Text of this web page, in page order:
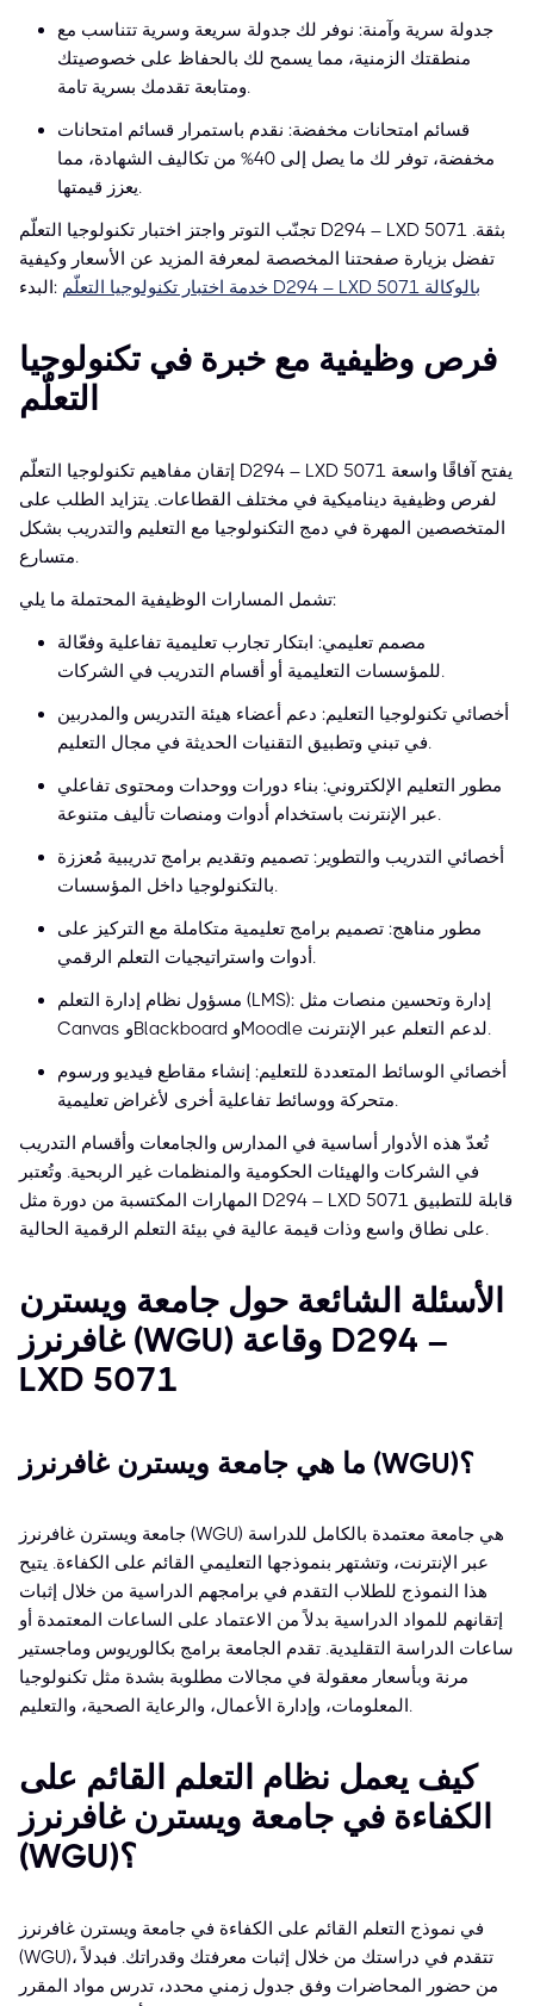
جدولة سرية وآمنة: نوفر لك جدولة سريعة وسرية تتناسب مع
منطقتك الزمنية، مما يسمح لك بالحفاظ على خصوصيتك
ومتابعة تقدمك بسرية تامة.
قسائم امتحانات مخفضة: نقدم باستمرار قسائم امتحانات
مخفضة، توفر لك ما يصل إلى 40% من تكاليف الشهادة، مما
يعزز قيمتها.
تجنّب التوتر واجتز اختبار تكنولوجيا التعلّم D294 – LXD 5071 بثقة.
تفضل بزيارة صفحتنا المخصصة لمعرفة المزيد عن الأسعار وكيفية
البدء:
خدمة اختبار تكنولوجيا التعلّم D294 – LXD 5071 بالوكالة
فرص وظيفية مع خبرة في تكنولوجيا
التعلّم
إتقان مفاهيم تكنولوجيا التعلّم D294 – LXD 5071 يفتح آفاقًا واسعة
لفرص وظيفية ديناميكية في مختلف القطاعات. يتزايد الطلب على
المتخصصين المهرة في دمج التكنولوجيا مع التعليم والتدريب بشكل
متسارع.
تشمل المسارات الوظيفية المحتملة ما يلي:
مصمم تعليمي: ابتكار تجارب تعليمية تفاعلية وفعّالة
للمؤسسات التعليمية أو أقسام التدريب في الشركات.
أخصائي تكنولوجيا التعليم: دعم أعضاء هيئة التدريس والمدربين
في تبني وتطبيق التقنيات الحديثة في مجال التعليم.
مطور التعليم الإلكتروني: بناء دورات ووحدات ومحتوى تفاعلي
عبر الإنترنت باستخدام أدوات ومنصات تأليف متنوعة.
أخصائي التدريب والتطوير: تصميم وتقديم برامج تدريبية مُعززة
بالتكنولوجيا داخل المؤسسات.
مطور مناهج: تصميم برامج تعليمية متكاملة مع التركيز على
أدوات واستراتيجيات التعلم الرقمي.
مسؤول نظام إدارة التعلم (LMS): إدارة وتحسين منصات مثل
Canvas وBlackboard وMoodle لدعم التعلم عبر الإنترنت.
أخصائي الوسائط المتعددة للتعليم: إنشاء مقاطع فيديو ورسوم
متحركة ووسائط تفاعلية أخرى لأغراض تعليمية.
تُعدّ هذه الأدوار أساسية في المدارس والجامعات وأقسام التدريب
في الشركات والهيئات الحكومية والمنظمات غير الربحية. وتُعتبر
المهارات المكتسبة من دورة مثل D294 – LXD 5071 قابلة للتطبيق
على نطاق واسع وذات قيمة عالية في بيئة التعلم الرقمية الحالية.
الأسئلة الشائعة حول جامعة ويسترن
غافرنرز (WGU) وقاعة D294 –
LXD 5071
ما هي جامعة ويسترن غافرنرز (WGU)؟
جامعة ويسترن غافرنرز (WGU) هي جامعة معتمدة بالكامل للدراسة
عبر الإنترنت، وتشتهر بنموذجها التعليمي القائم على الكفاءة. يتيح
هذا النموذج للطلاب التقدم في برامجهم الدراسية من خلال إثبات
إتقانهم للمواد الدراسية بدلاً من الاعتماد على الساعات المعتمدة أو
ساعات الدراسة التقليدية. تقدم الجامعة برامج بكالوريوس وماجستير
مرنة وبأسعار معقولة في مجالات مطلوبة بشدة مثل تكنولوجيا
المعلومات، وإدارة الأعمال، والرعاية الصحية، والتعليم.
كيف يعمل نظام التعلم القائم على
الكفاءة في جامعة ويسترن غافرنرز
(WGU)؟
في نموذج التعلم القائم على الكفاءة في جامعة ويسترن غافرنرز
(WGU)، تتقدم في دراستك من خلال إثبات معرفتك وقدراتك. فبدلاً
من حضور المحاضرات وفق جدول زمني محدد، تدرس مواد المقرر